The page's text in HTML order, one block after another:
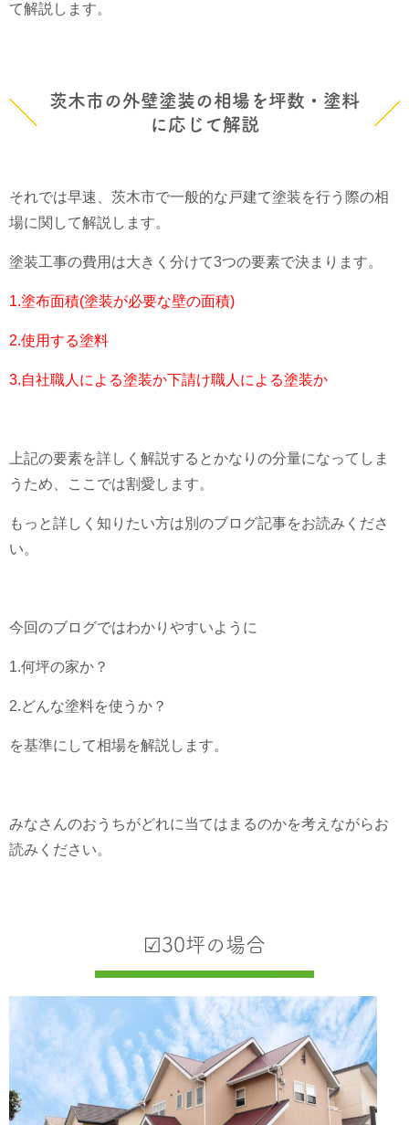
て解説します。
茨木市の外壁塗装の相場を坪数・塗料
に応じて解説
それでは早速、茨木市で一般的な戸建て塗装を行う際の相
場に関して解説します。
塗装工事の費用は大きく分けて3つの要素で決まります。
1.塗布面積(塗装が必要な壁の面積)
2.使用する塗料
3.自社職人による塗装か下請け職人による塗装か
上記の要素を詳しく解説するとかなりの分量になってしま
うため、ここでは割愛します。
もっと詳しく知りたい方は別のブログ記事をお読みくださ
い。
今回のブログではわかりやすいように
1.何坪の家か？
2.どんな塗料を使うか？
を基準にして相場を解説します。
みなさんのおうちがどれに当てはまるのかを考えながらお
読みください。
☑︎30坪の場合